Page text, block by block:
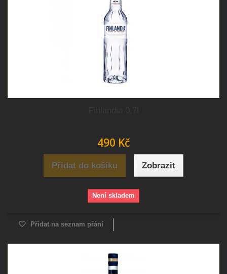
490 Kč
Přidat do košíku Zobrazit
Není skladem
Přidat na seznam přání